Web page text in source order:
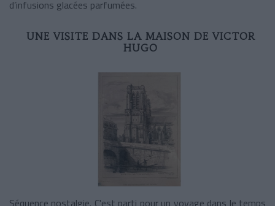
d’infusions glacées parfumées.
UNE VISITE DANS LA MAISON DE VICTOR
HUGO
Séquence nostalgie. C'est parti pour un voyage dans le temps